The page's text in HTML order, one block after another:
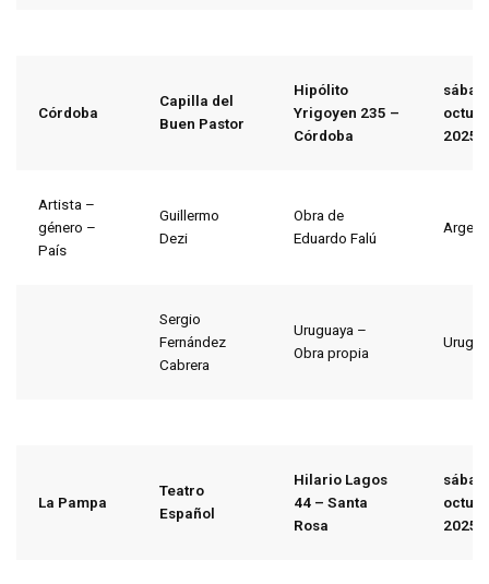
Córdoba
Capilla del
Buen Pastor
Hipólito
Yrigoyen 235 –
Córdoba
2025
Artista –
género –
País
Guillermo
Dezi
Obra de
Eduardo Falú
Sergio
Fernández
Cabrera
Uruguaya –
Obra propia
La Pampa
Teatro
Español
Hilario Lagos
44 – Santa
Rosa
2025